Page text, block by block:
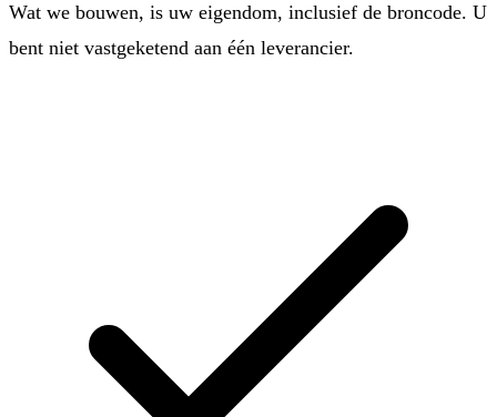
Wat we bouwen, is uw eigendom, inclusief de broncode. U
bent niet vastgeketend aan één leverancier.